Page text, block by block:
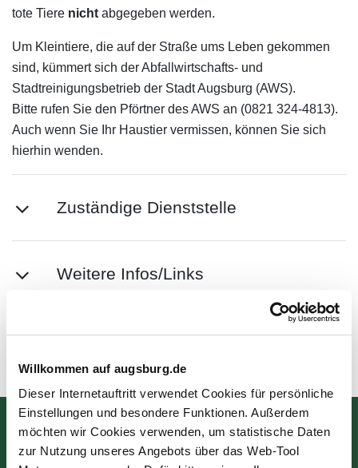
Willkommen auf augsburg.de
Dieser Internetauftritt verwendet Cookies für persönliche
Einstellungen und besondere Funktionen. Außerdem
möchten wir Cookies verwenden, um statistische Daten
zur Nutzung unseres Angebots über das Web-Tool
tote Tiere nicht abgegeben werden.
Um Kleintiere, die auf der Straße ums Leben gekommen
sind, kümmert sich der Abfallwirtschafts- und
Stadtreinigungsbetrieb der Stadt Augsburg (AWS).
Bitte rufen Sie den Pförtner des AWS an (0821 324-4813).
Auch wenn Sie Ihr Haustier vermissen, können Sie sich
hierhin wenden.
Zuständige Dienststelle
Weitere Infos/Links
Zuletzt aktualisiert am: 14.06.2024
Bürgerinformation